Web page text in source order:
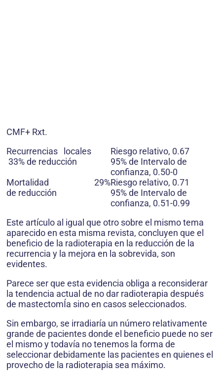
CMF+ Rxt.
Recurrencias locales
33% de reducción
Riesgo relativo, 0.67
95% de Intervalo de
confianza, 0.50-0
Mortalidad 29%
de reducción
Riesgo relativo, 0.71
95% de Intervalo de
confianza, 0.51-0.99
Este artículo al igual que otro sobre el mismo tema
aparecido en esta misma revista, concluyen que el
beneficio de la radioterapia en la reducción de la
recurrencia y la mejora en la sobrevida, son
evidentes.
Parece ser que esta evidencia obliga a reconsiderar
la tendencia actual de no dar radioterapia después
de mastectomÍa sino en casos seleccionados.
Sin embargo, se irradiaría un número relativamente
grande de pacientes donde el beneficio puede no ser
el mismo y todavía no tenemos la forma de
seleccionar debidamente las pacientes en quienes el
provecho de la radioterapia sea máximo.